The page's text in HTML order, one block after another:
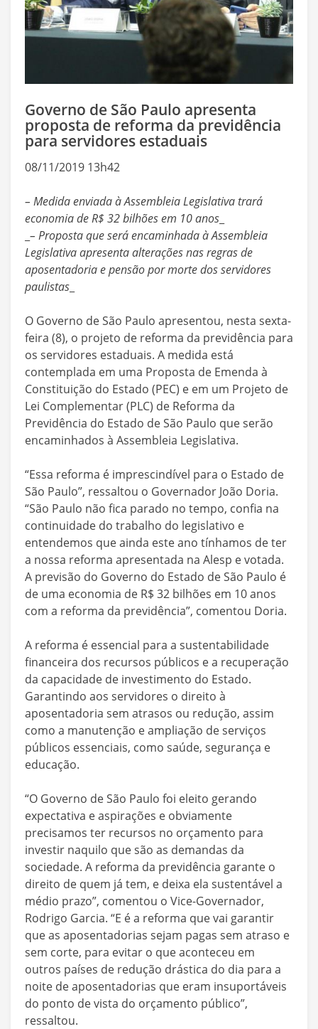
Governo de São Paulo apresenta
proposta de reforma da previdência
para servidores estaduais
08/11/2019 13h42
– Medida enviada à Assembleia Legislativa trará
economia de R$ 32 bilhões em 10 anos
– Proposta que será encaminhada à Assembleia
Legislativa apresenta alterações nas regras de
aposentadoria e pensão por morte dos servidores
paulistas
O Governo de São Paulo apresentou, nesta sexta-
feira (8), o projeto de reforma da previdência para
os servidores estaduais. A medida está
contemplada em uma Proposta de Emenda à
Constituição do Estado (PEC) e em um Projeto de
Lei Complementar (PLC) de Reforma da
Previdência do Estado de São Paulo que serão
encaminhados à Assembleia Legislativa.
“Essa reforma é imprescindível para o Estado de
São Paulo”, ressaltou o Governador João Doria.
“São Paulo não fica parado no tempo, confia na
continuidade do trabalho do legislativo e
entendemos que ainda este ano tínhamos de ter
a nossa reforma apresentada na Alesp e votada.
A previsão do Governo do Estado de São Paulo é
de uma economia de R$ 32 bilhões em 10 anos
com a reforma da previdência”, comentou Doria.
A reforma é essencial para a sustentabilidade
financeira dos recursos públicos e a recuperação
da capacidade de investimento do Estado.
Garantindo aos servidores o direito à
aposentadoria sem atrasos ou redução, assim
como a manutenção e ampliação de serviços
públicos essenciais, como saúde, segurança e
educação.
“O Governo de São Paulo foi eleito gerando
expectativa e aspirações e obviamente
precisamos ter recursos no orçamento para
investir naquilo que são as demandas da
sociedade. A reforma da previdência garante o
direito de quem já tem, e deixa ela sustentável a
médio prazo”, comentou o Vice-Governador,
Rodrigo Garcia. “E é a reforma que vai garantir
que as aposentadorias sejam pagas sem atraso e
sem corte, para evitar o que aconteceu em
outros países de redução drástica do dia para a
noite de aposentadorias que eram insuportáveis
do ponto de vista do orçamento público”,
ressaltou.